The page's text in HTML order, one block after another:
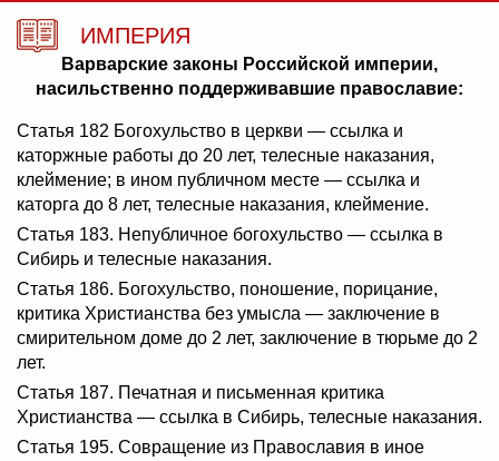
ИМПЕРИЯ
Варварские законы Российской империи,
насильственно поддерживавшие православие:
Статья 182 Богохульство в церкви — ссылка и
каторжные работы до 20 лет, телесные наказания,
клеймение; в ином публичном месте — ссылка и
каторга до 8 лет, телесные наказания, клеймение.
Статья 183. Непубличное богохульство — ссылка в
Сибирь и телесные наказания.
Статья 186. Богохульство, поношение, порицание,
критика Христианства без умысла — заключение в
смирительном доме до 2 лет, заключение в тюрьме до 2
лет.
Статья 187. Печатная и письменная критика
Христианства — ссылка в Сибирь, телесные наказания.
Статья 195. Совращение из Православия в иное